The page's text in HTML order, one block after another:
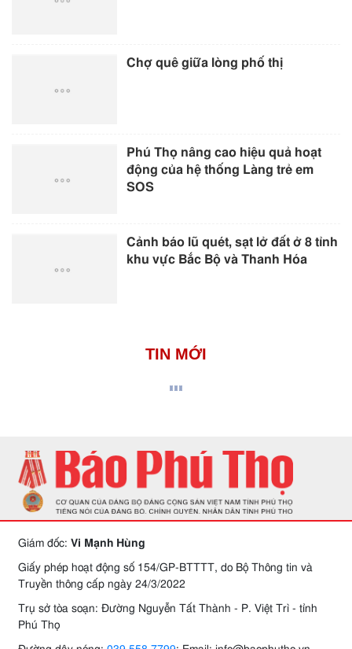
Chợ quê giữa lòng phố thị
Phú Thọ nâng cao hiệu quả hoạt
động của hệ thống Làng trẻ em
SOS
Cảnh báo lũ quét, sạt lở đất ở 8 tỉnh
khu vực Bắc Bộ và Thanh Hóa
TIN MỚI
Giám đốc: Vi Mạnh Hùng
Giấy phép hoạt động số 154/GP-BTTTT, do Bộ Thông tin và
Truyền thông cấp ngày 24/3/2022
Trụ sở tòa soạn: Đường Nguyễn Tất Thành - P. Việt Trì - tỉnh
Phú Thọ